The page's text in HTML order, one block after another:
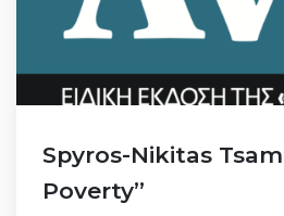
Spyros-Nikitas
Poverty”